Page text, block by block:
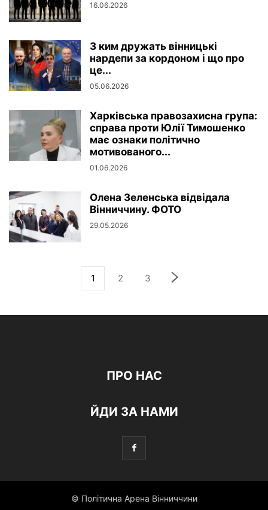
16.06.2026
З ким дружать вінницькі
нардепи за кордоном і що про
це...
05.06.2026
Харківська правозахисна група:
справа проти Юлії Тимошенко
має ознаки політично
мотивованого...
01.06.2026
Олена Зеленська відвідала
Вінниччину. ФОТО
29.05.2026
1 2 3
ПРО НАС
ЙДИ ЗА НАМИ
© Політична Арена Вінниччини